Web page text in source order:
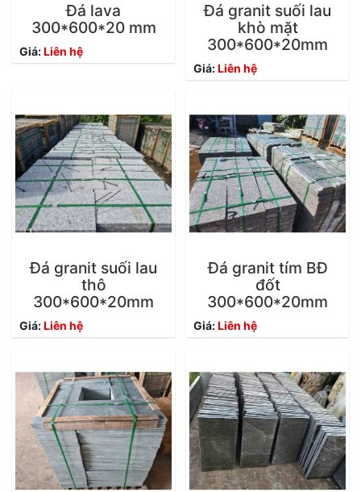
Đá lava
300*600*20 mm
Giá:Liên hệ
Đá granit suối lau
khò mặt
300*600*20mm
Giá:Liên hệ
Đá granit suối lau
thô
300*600*20mm
Giá:Liên hệ
Đá granit tím BĐ
đốt
300*600*20mm
Giá:Liên hệ